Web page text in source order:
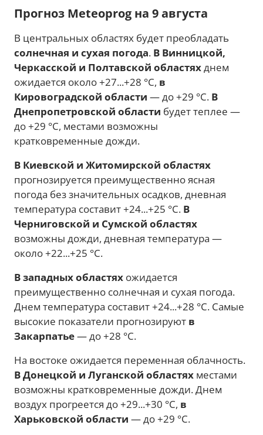
Прогноз Meteoprog на 9 августа
В центральных областях будет преобладать
солнечная и сухая погода. В Винницкой,
Черкасской и Полтавской областяхднем
ожидается около +27...+28 °C, в
Кировоградской области — до +29 °C. В
Днепропетровской области будет теплее —
до +29 °C, местами возможны
кратковременные дожди.
В Киевской и Житомирской областях
прогнозируется преимущественно ясная
погода без значительных осадков, дневная
температура составит +24...+25 °C. В
Черниговской и Сумской областях
возможны дожди, дневная температура —
около +22...+25 °C.
В западных областях ожидается
преимущественно солнечная и сухая погода.
Днем температура составит +24...+28 °C. Самые
высокие показатели прогнозируют в
Закарпатье— до +28 °C.
На востоке ожидается переменная облачность.
В Донецкой и Луганской областях местами
возможны кратковременные дожди. Днем
воздух прогреется до +29...+30 °C, в
Харьковской области — до +29 °C.